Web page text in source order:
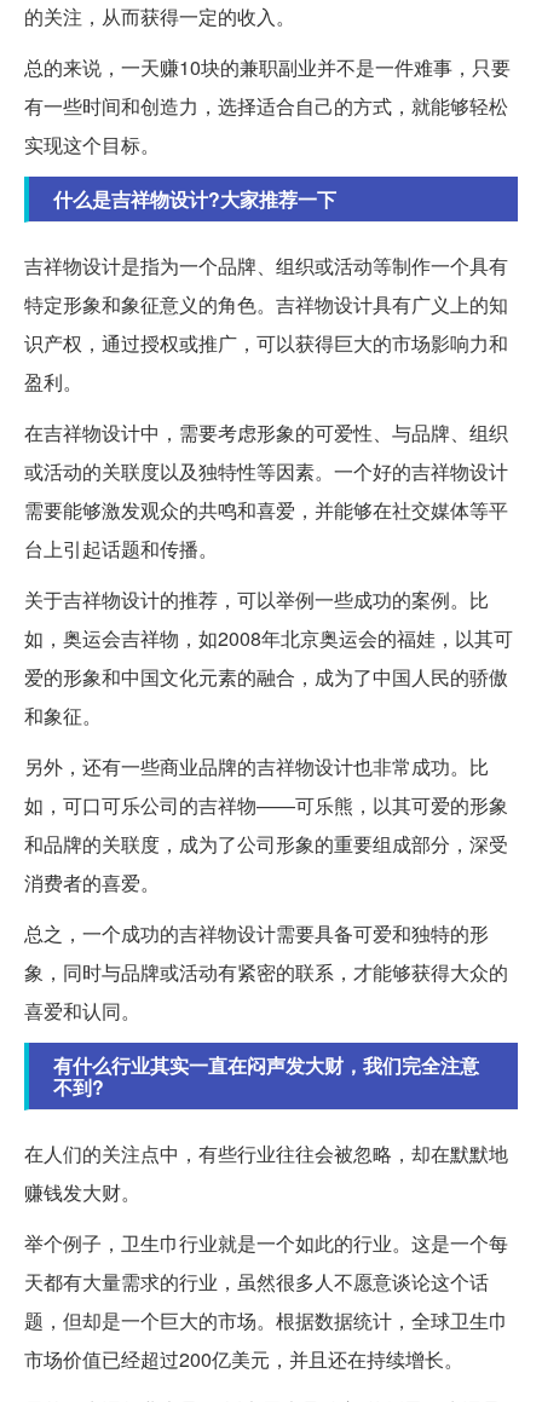
的关注，从而获得一定的收入。
总的来说，一天赚10块的兼职副业并不是一件难事，只要
有一些时间和创造力，选择适合自己的方式，就能够轻松
实现这个目标。
什么是吉祥物设计?大家推荐一下
吉祥物设计是指为一个品牌、组织或活动等制作一个具有
特定形象和象征意义的角色。吉祥物设计具有广义上的知
识产权，通过授权或推广，可以获得巨大的市场影响力和
盈利。
在吉祥物设计中，需要考虑形象的可爱性、与品牌、组织
或活动的关联度以及独特性等因素。一个好的吉祥物设计
需要能够激发观众的共鸣和喜爱，并能够在社交媒体等平
台上引起话题和传播。
关于吉祥物设计的推荐，可以举例一些成功的案例。比
如，奥运会吉祥物，如2008年北京奥运会的福娃，以其可
爱的形象和中国文化元素的融合，成为了中国人民的骄傲
和象征。
另外，还有一些商业品牌的吉祥物设计也非常成功。比
如，可口可乐公司的吉祥物——可乐熊，以其可爱的形象
和品牌的关联度，成为了公司形象的重要组成部分，深受
消费者的喜爱。
总之，一个成功的吉祥物设计需要具备可爱和独特的形
象，同时与品牌或活动有紧密的联系，才能够获得大众的
喜爱和认同。
有什么行业其实一直在闷声发大财，我们完全注意
不到?
在人们的关注点中，有些行业往往会被忽略，却在默默地
赚钱发大财。
举个例子，卫生巾行业就是一个如此的行业。这是一个每
天都有大量需求的行业，虽然很多人不愿意谈论这个话
题，但却是一个巨大的市场。根据数据统计，全球卫生巾
市场价值已经超过200亿美元，并且还在持续增长。